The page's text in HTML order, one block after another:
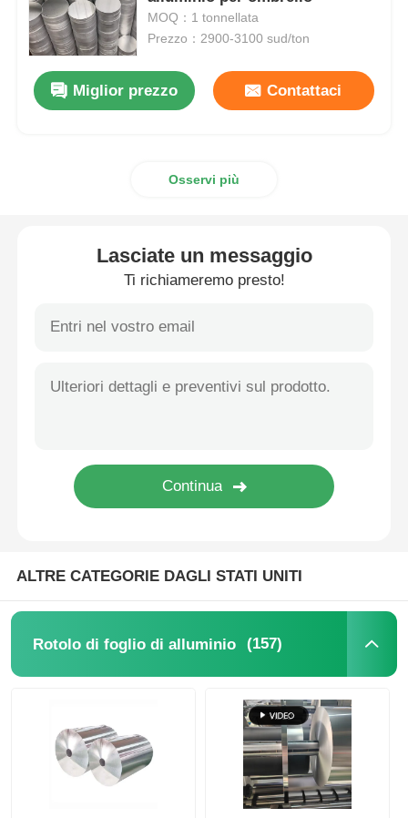
piastra in alluminio
Cerchio di alluminio
Bobina di alluminio della striscia
Piastra a scacchi in alluminio
Alluminio impresso
Pannelli a nido d'ape in alluminio
Favo di alluminio
MOQ：1 tonnellata
Prezzo：2900-3100 sud/ton
Miglior prezzo Contattaci
Osservi più
Lasciate un messaggio
Ti richiameremo presto!
ALTRE CATEGORIE DAGLI STATI UNITI
Rotolo di foglio di alluminio (157)